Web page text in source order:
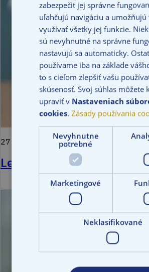
27 Jun 2024
Letné prázdniny a škody
zabezpečiť jej správne
uľahčujú navigáciu a umožňujú
využívať všetky jej funkcie.
sú nevyhnutné na správne
nastavujú sa automaticky.
používame iba na základe
to s cieľom zlepšiť vašu
skúsenosť. Svoj súhlas môžete
upraviť v Nastaveniach
cookies. Zásady používania
Nevyhnutne
potrebné
Marketingové
Neklasifikované